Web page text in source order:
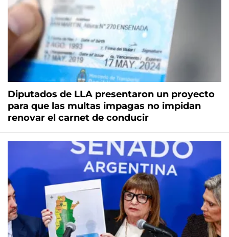
Diputados de LLA presentaron un proyecto
para que las multas impagas no impidan
renovar el carnet de conducir